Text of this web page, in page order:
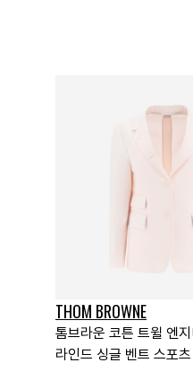
THOM BROWNE
톰브라운 코튼 트윌 엔
라인드 싱글 벤트 스포